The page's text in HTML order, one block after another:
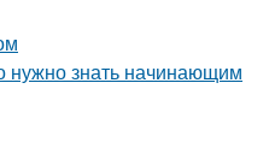
нужно знать начинающим